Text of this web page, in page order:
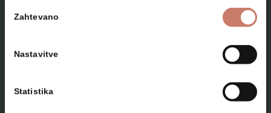
soglasja
Zahtevano
Nastavitve
Statistika